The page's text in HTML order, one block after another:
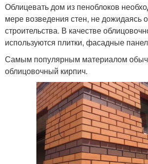
Облицевать дом из пеноблоков
мере возведения стен, не дожидаясь
строительства. В качестве
используются плитки, фасадные
Самым популярным материалом
облицовочный кирпич.